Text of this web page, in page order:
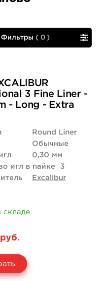
Фильтры (0 )
3 Fine Liner -
- Long - Extra
Round Liner
Обычные
0,30 мм
игл в пайке
3
Excalibur
складе
руб.